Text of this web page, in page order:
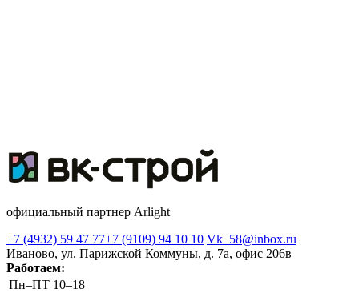
официальный партнер Arlight
+7 (4932) 59 47 77+7 (9109) 94 10 10 Vk_58@inbox.ru
Иваново, ул. Парижской Коммуны, д. 7а, офис 206в
Работаем:
Пн–ПТ 10–18